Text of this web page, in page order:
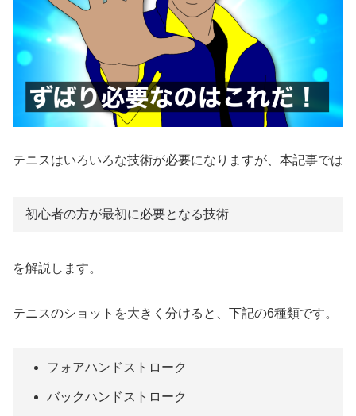
テニスはいろいろな技術が必要になりますが、本記事では
初心者の方が最初に必要となる技術
を解説します。
テニスのショットを大きく分けると、下記の6種類です。
フォアハンドストローク
バックハンドストローク